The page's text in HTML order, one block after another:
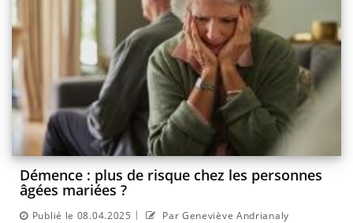
Démence : plus de risque chez les personnes
âgées mariées ?
Publié le 08.04.2025 | Par Geneviève Andrianaly